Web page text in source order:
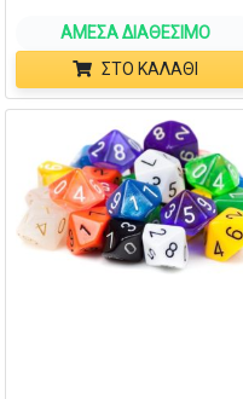
ΆΜΕΣΑ ΔΙΑΘΈΣΙΜΟ
ΣΤΟ ΚΑΛΆΘΙ